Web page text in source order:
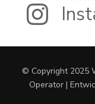
© Copyright 2025
Operator |